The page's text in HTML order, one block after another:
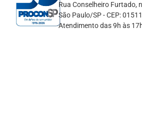
Rua Conselheiro Furtado,
São Paulo/SP - CEP:
Atendimento das 9h às